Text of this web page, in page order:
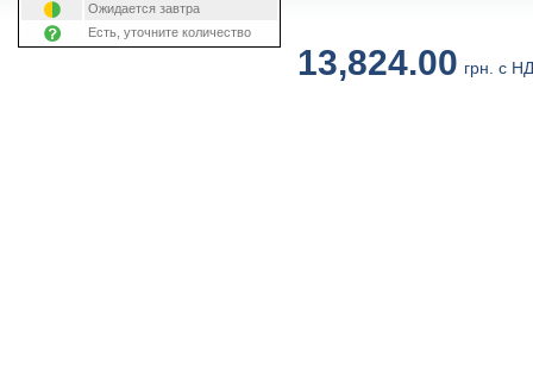
Ожидается завтра
Есть, уточните количество
13,824.00 грн. с